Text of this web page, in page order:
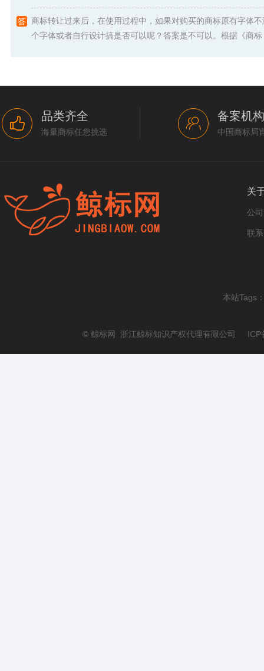
商标转让过来后，在使用过程中，如果对购买的商标原有字体
个字体或者自行设计搞是否可以呢？答案是不可以。根据《商
品类齐全
海量商标任您挑选
备案机构
中国商标局
关
公
联
本站Tags
© 鲸标网 浙江鲸标知识产权代理有限公司 ICP